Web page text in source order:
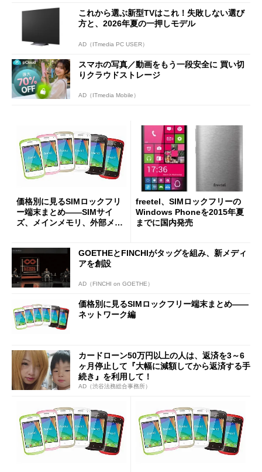
これから選ぶ新型TVはこれ！失敗しない選び
方と、2026年夏の一押しモデル
AD（ITmedia PC USER）
スマホの写真／動画をもう一段安全に 買い切
りクラウドストレージ
AD（ITmedia Mobile）
価格別に見るSIMロックフリ
ー端末まとめ――SIMサイ
ズ、メインメモリ、外部メモ
freetel、SIMロックフリーの
Windows Phoneを2015年夏
までに国内発売
GOETHEとFINCHIがタッグを組み、新メディ
アを創設
AD（FINCHI on GOETHE）
価格別に見るSIMロックフリー端末まとめ――
ネットワーク編
カードローン50万円以上の人は、返済を3～6
ヶ月停止して『大幅に減額してから返済する手
続き』を利用して！
AD（渋谷法務総合事務所）